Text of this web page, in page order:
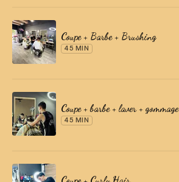
Coupe + Barbe + Brushing
45 MIN
Coupe + barbe + laver + gommage
45 MIN
Coupe + Curly Hair